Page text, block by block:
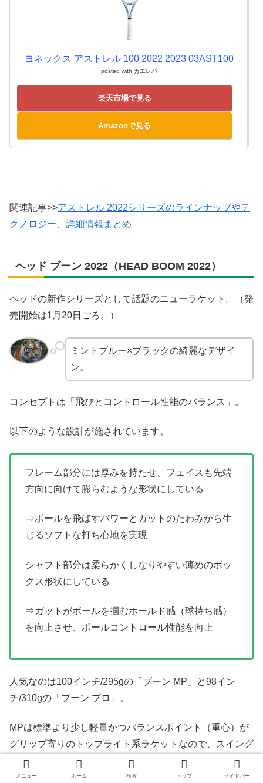
ヨネックス アストレル 100 2022 2023 03AST100
posted with カエレバ
楽天市場で見る
Amazonで見る
関連記事>>アストレル 2022シリーズのラインナップやテ
クノロジー、詳細情報まとめ
ヘッド ブーン 2022（HEAD BOOM 2022）
ヘッドの新作シリーズとして話題のニューラケット。（発
売開始は1月20日ごろ。）
ミントブルー×ブラックの綺麗なデザイ
ン。
コンセプトは「飛びとコントロール性能のバランス」。
以下のような設計が施されています。
フレーム部分には厚みを持たせ、フェイスも先端
方向に向けて膨らむような形状にしている
⇒ボールを飛ばすパワーとガットのたわみから生
じるソフトな打ち心地を実現
シャフト部分は柔らかくしなりやすい薄めのボッ
クス形状にしている
⇒ガットがボールを掴むホールド感（球持ち感）
を向上させ、ボールコントロール性能を向上
人気なのは100インチ/295gの「ブーン MP」と98イン
チ/310gの「ブーン プロ」。
MPは標準より少し軽量かつバランスポイント（重心）が
グリップ寄りのトップライト系ラケットなので、スイング
しやすい操作性に優れたタイプ。
メニュー ホーム 検索 トップ サイドバー